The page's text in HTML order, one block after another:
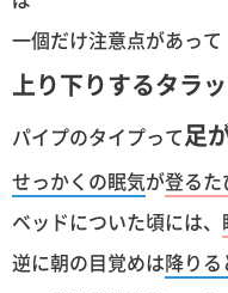
一個だけ注意点があって
上り下りするタラッ
パイプのタイプって足
せっかくの眠気が登るた
ベッドについた頃には、
逆に朝の目覚めは降り